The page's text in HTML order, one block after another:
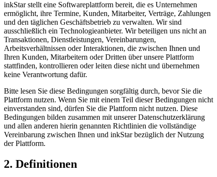
inkStar stellt eine Softwareplattform bereit, die es Unternehmen
ermöglicht, ihre Termine, Kunden, Mitarbeiter, Verträge, Zahlungen
und den täglichen Geschäftsbetrieb zu verwalten. Wir sind
ausschließlich ein Technologieanbieter. Wir beteiligen uns nicht an
Transaktionen, Dienstleistungen, Vereinbarungen,
Arbeitsverhältnissen oder Interaktionen, die zwischen Ihnen und
Ihren Kunden, Mitarbeitern oder Dritten über unsere Plattform
stattfinden, kontrollieren oder leiten diese nicht und übernehmen
keine Verantwortung dafür.
Bitte lesen Sie diese Bedingungen sorgfältig durch, bevor Sie die
Plattform nutzen. Wenn Sie mit einem Teil dieser Bedingungen nicht
einverstanden sind, dürfen Sie die Plattform nicht nutzen. Diese
Bedingungen bilden zusammen mit unserer Datenschutzerklärung
und allen anderen hierin genannten Richtlinien die vollständige
Vereinbarung zwischen Ihnen und inkStar bezüglich der Nutzung
der Plattform.
2. Definitionen